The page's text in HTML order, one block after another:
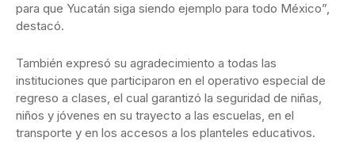
para que Yucatán siga siendo ejemplo para todo México”,
destacó.
También expresó su agradecimiento a todas las
instituciones que participaron en el operativo especial de
regreso a clases, el cual garantizó la seguridad de niñas,
niños y jóvenes en su trayecto a las escuelas, en el
transporte y en los accesos a los planteles educativos.